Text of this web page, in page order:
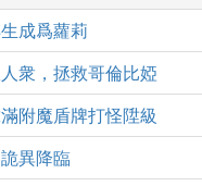
成爲蘿莉
衆，拯救哥倫比婭
附魔盾牌打怪陞級
異降臨